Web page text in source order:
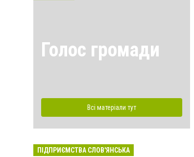
Голос громади
Всі матеріали тут
ПІДПРИЄМСТВА СЛОВ'ЯНСЬКА